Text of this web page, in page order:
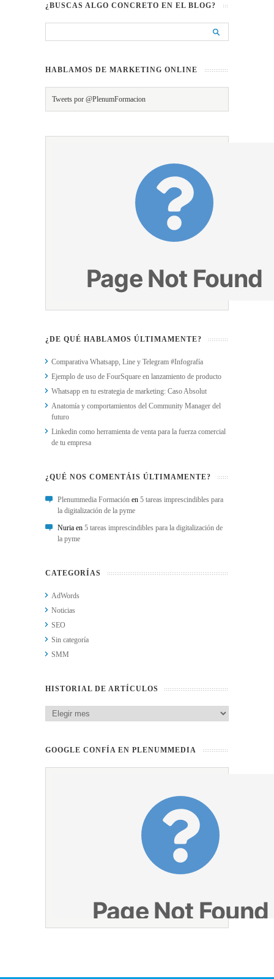
¿BUSCAS ALGO CONCRETO EN EL BLOG?
HABLAMOS DE MARKETING ONLINE
Tweets por @PlenumFormacion
¿DE QUÉ HABLAMOS ÚLTIMAMENTE?
Comparativa Whatsapp, Line y Telegram #Infografía
Ejemplo de uso de FourSquare en lanzamiento de producto
Whatsapp en tu estrategia de marketing: Caso Absolut
Anatomía y comportamientos del Community Manager del
futuro
Linkedin como herramienta de venta para la fuerza comercial
de tu empresa
¿QUÉ NOS COMENTÁIS ÚLTIMAMENTE?
Plenummedia Formación en 5 tareas imprescindibles para
la digitalización de la pyme
Nuria en 5 tareas imprescindibles para la digitalización de
la pyme
CATEGORÍAS
AdWords
Noticias
SEO
Sin categoría
SMM
HISTORIAL DE ARTÍCULOS
GOOGLE CONFÍA EN PLENUMMEDIA